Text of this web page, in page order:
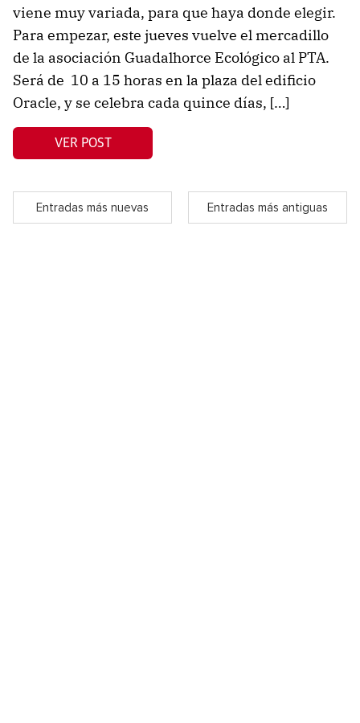
viene muy variada, para que haya donde elegir.
Para empezar, este jueves vuelve el mercadillo
de la asociación Guadalhorce Ecológico al PTA.
Será de 10 a 15 horas en la plaza del edificio
Oracle, y se celebra cada quince días, […]
VER POST
Entradas más nuevas Entradas más antiguas